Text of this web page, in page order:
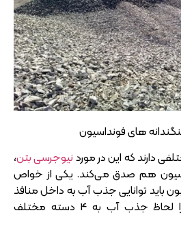
های فونداسیون
دارند که این در موردنیوجرسی بتن،
هم صدق می‌کند. یکی از خواص
باید توانایی جذب آب به داخل منافذ
خود باشد. سنگندانه‌ها را لحاظ جذب آب به 4 دسته مختلف